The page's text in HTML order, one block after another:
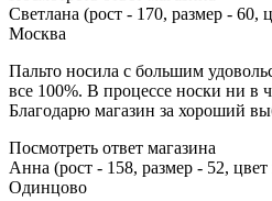
Светлана (рост - 170, размер - 60,
Москва
Пальто носила с большим
все 100%. В процессе носки ни в
Благодарю магазин за хороший
Посмотреть ответ магазина
Анна (рост - 158, размер - 52,
Одинцово